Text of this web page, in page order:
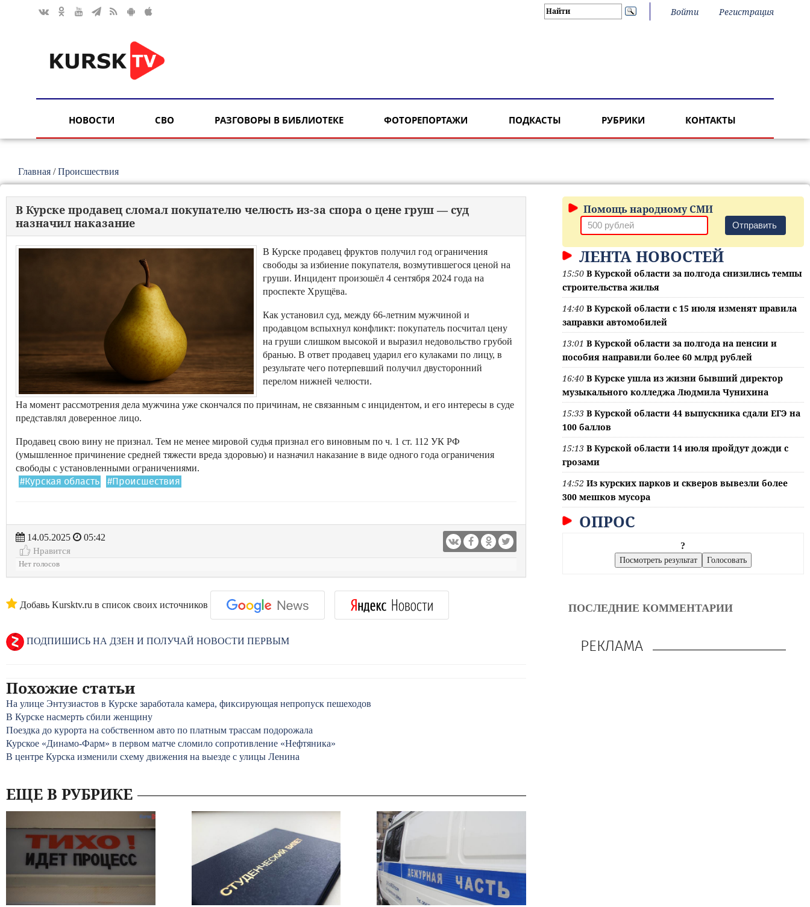
Войти Регистрация
НОВОСТИ СВО РАЗГОВОРЫ В БИБЛИОТЕКЕ ФОТОРЕПОРТАЖИ ПОДКАСТЫ РУБРИКИ КОНТАКТЫ
Главная /Происшествия
В Курске продавец сломал покупателю челюсть из-за спора о цене груш — суд
назначил наказание
В Курске продавец фруктов получил год ограничения
свободы за избиение покупателя, возмутившегося ценой на
груши. Инцидент произошёл 4 сентября 2024 года на
проспекте Хрущёва.
Как установил суд, между 66-летним мужчиной и
продавцом вспыхнул конфликт: покупатель посчитал цену
на груши слишком высокой и выразил недовольство грубой
бранью. В ответ продавец ударил его кулаками по лицу, в
результате чего потерпевший получил двусторонний
перелом нижней челюсти.
На момент рассмотрения дела мужчина уже скончался по причинам, не связанным с инцидентом, и его интересы в суде
представлял доверенное лицо.
Продавец свою вину не признал. Тем не менее мировой судья признал его виновным по ч. 1 ст. 112 УК РФ
(умышленное причинение средней тяжести вреда здоровью) и назначил наказание в виде одного года ограничения
свободы с установленными ограничениями.
#Курская область #Происшествия
14.05.2025
05:42
Нравится
Нет голосов
Добавь Kursktv.ru в список своих источников
ПОДПИШИСЬ НА ДЗЕН И ПОЛУЧАЙ НОВОСТИ ПЕРВЫМ
Похожие статьи
На улице Энтузиастов в Курске заработала камера, фиксирующая непропуск пешеходов
В Курске насмерть сбили женщину
Поездка до курорта на собственном авто по платным трассам подорожала
Курское «Динамо-Фарм» в первом матче сломило сопротивление «Нефтяника»
В центре Курска изменили схему движения на выезде с улицы Ленина
ЕЩЕ В РУБРИКЕ
Помощь народному СМИ
Отправить
ЛЕНТА НОВОСТЕЙ
15:50 В Курской области за полгода снизились темпы
строительства жилья
14:40 В Курской области с 15 июля изменят правила
заправки автомобилей
13:01 В Курской области за полгода на пенсии и
пособия направили более 60 млрд рублей
16:40 В Курске ушла из жизни бывший директор
музыкального колледжа Людмила Чунихина
15:33 В Курской области 44 выпускника сдали ЕГЭ на
100 баллов
15:13 В Курской области 14 июля пройдут дожди с
грозами
14:52 Из курских парков и скверов вывезли более
300 мешков мусора
ОПРОС
?
ПОСЛЕДНИЕ КОММЕНТАРИИ
РЕКЛАМА